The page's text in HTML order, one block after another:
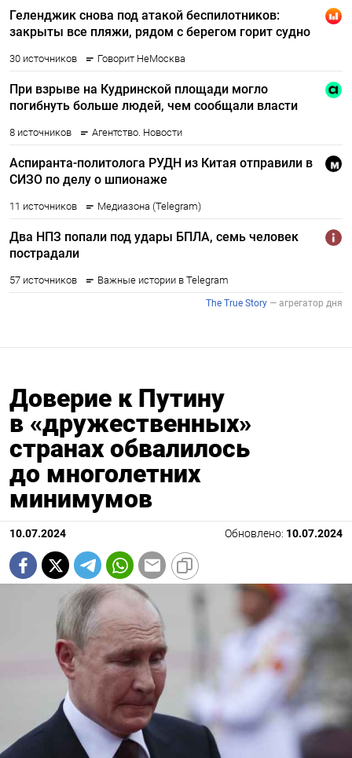
Доверие к Путину
в «дружественных»
странах обвалилось
до многолетних
минимумов
10.07.2024 Обновлено: 10.07.2024